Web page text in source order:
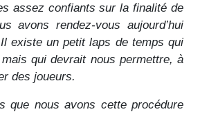
assez confiants sur la finalité de
avons rendez-vous aujourd’hui
existe un petit laps de temps qui
qui devrait nous permettre, à
des joueurs.
que nous avons cette procédure